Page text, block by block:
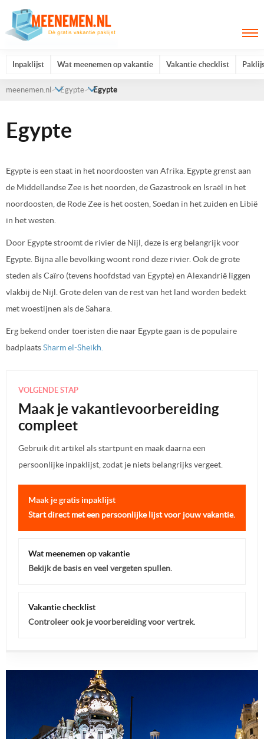
Inpaklijst Wat meenemen op vakantie Vakantie checklist
meenemen.nl Egypte Egypte
Egypte
Egypte is een staat in het noordoosten van Afrika. Egypte grenst aan
de Middellandse Zee is het noorden, de Gazastrook en Israël in het
noordoosten, de Rode Zee is het oosten, Soedan in het zuiden en Libië
in het westen.
Door Egypte stroomt de rivier de Nijl, deze is erg belangrijk voor
Egypte. Bijna alle bevolking woont rond deze rivier. Ook de grote
steden als Caïro (tevens hoofdstad van Egypte) en Alexandrië liggen
vlakbij de Nijl. Grote delen van de rest van het land worden bedekt
met woestijnen als de Sahara.
Erg bekend onder toeristen die naar Egypte gaan is de populaire
badplaatsSharm el-Sheikh.
VOLGENDE STAP
Maak je vakantievoorbereiding
compleet
Gebruik dit artikel als startpunt en maak daarna een
persoonlijke inpaklijst, zodat je niets belangrijks vergeet.
Maak je gratis inpaklijst
Start direct met een persoonlijke lijst voor jouw vakantie.
Wat meenemen op vakantie
Bekijk de basis en veel vergeten spullen.
Vakantie checklist
Controleer ook je voorbereiding voor vertrek.